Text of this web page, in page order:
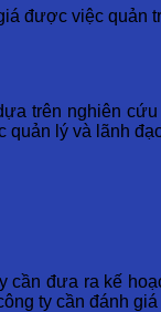
được việc quản
trên nghiên
lý và lãnh
đưa ra kế
ty cần đánh